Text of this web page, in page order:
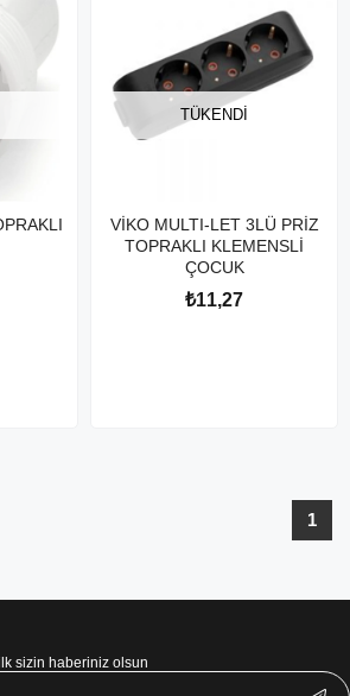
TÜKENDI
VİKO MULTI-LET 3LÜ PRİZ
TOPRAKLI KLEMENSLİ
ÇOCUK
₺11,27
1
sizin haberiniz olsun